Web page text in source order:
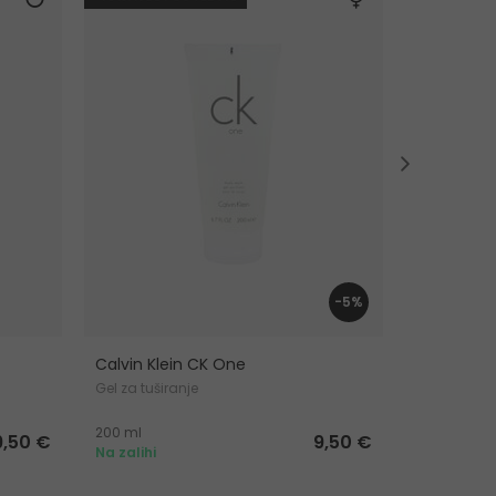
€
-5%
Calvin Klein CK One
Gel za tuširanje
200 ml
Na zalihi
9,50 €